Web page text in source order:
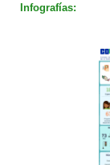
Infografías: